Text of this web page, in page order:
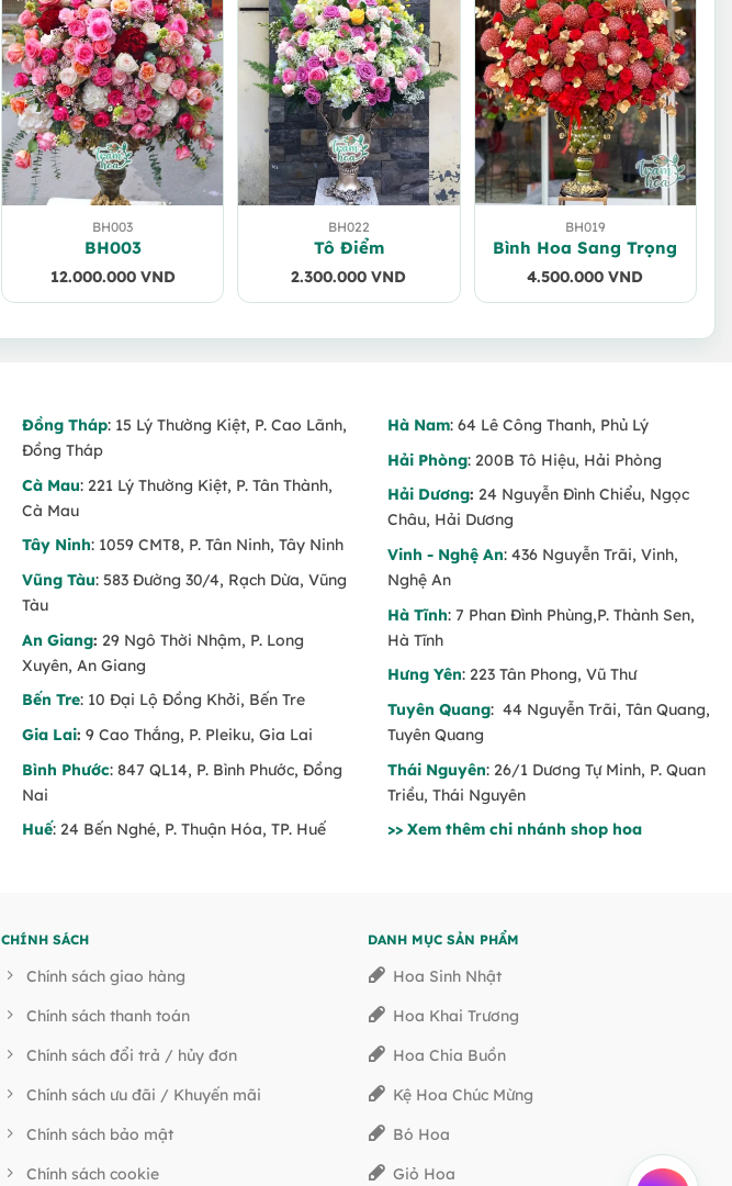
BH003
BH003
12.000.000 VND
BH022
Tô Điểm
2.300.000VND
BH019
Bình Hoa Sang Trọng
4.500.000VND
Đồng Tháp: 15 Lý Thường Kiệt, P. Cao Lãnh,
Đồng Tháp
Cà Mau: 221 Lý Thường Kiệt, P. Tân Thành,
Cà Mau
Tây Ninh: 1059 CMT8, P. Tân Ninh, Tây Ninh
Vũng Tàu: 583 Đường 30/4, Rạch Dừa, Vũng
Tàu
An Giang: 29 Ngô Thời Nhậm, P. Long
Xuyên, An Giang
Bến Tre: 10 Đại Lộ Đồng Khởi, Bến Tre
Gia Lai: 9 Cao Thắng, P. Pleiku, Gia Lai
Bình Phước: 847 QL14, P. Bình Phước, Đồng
Nai
Huế: 24 Bến Nghé, P. Thuận Hóa, TP. Huế
Hà Nam: 64 Lê Công Thanh, Phủ Lý
Hải Phòng: 200B Tô Hiệu, Hải Phòng
Hải Dương: 24 Nguyễn Đình Chiểu, Ngọc
Châu, Hải Dương
Vinh - Nghệ An: 436 Nguyễn Trãi, Vinh,
Nghệ An
Hà Tĩnh: 7 Phan Đình Phùng,P. Thành Sen,
Hà Tĩnh
Hưng Yên: 223 Tân Phong, Vũ Thư
Tuyên Quang: 44 Nguyễn Trãi, Tân Quang,
Tuyên Quang
Thái Nguyên: 26/1 Dương Tự Minh, P. Quan
Triều, Thái Nguyên
>> Xem thêm chi nhánh shop hoa
CHÍNH SÁCH
Chính sách giao hàng
Chính sách thanh toán
Chính sách đổi trả / hủy đơn
Chính sách ưu đãi / Khuyến mãi
Chính sách bảo mật
Chính sách cookie
DANH MỤC SẢN PHẨM
Hoa Sinh Nhật
Hoa Khai Trương
Hoa Chia Buồn
Kệ Hoa Chúc Mừng
Bó Hoa
Giỏ Hoa